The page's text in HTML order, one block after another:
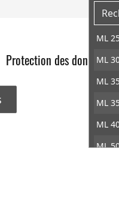
ML
ML
ML
ML
ML
ML
Protection des données